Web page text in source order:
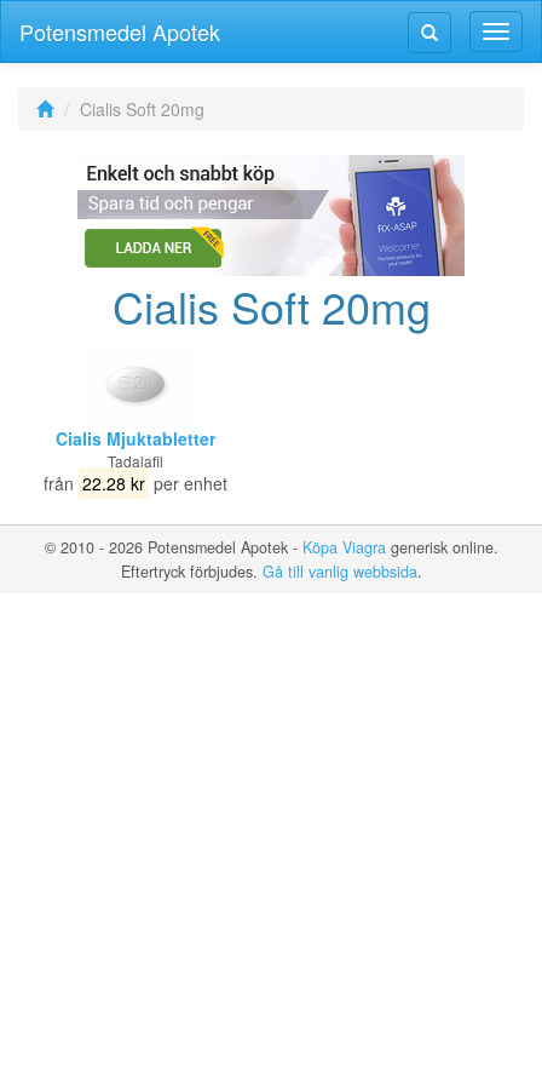
Växla
Växla
navigering
Potensmedel Apotek
Cialis Soft 20mg
Cialis Soft 20mg
Cialis Mjuktabletter
Tadalafil
från 22.28 kr per enhet
© 2010 - 2026 Potensmedel Apotek - Köpa Viagragenerisk online.
Eftertryck förbjudes. Gå till vanlig webbsida.